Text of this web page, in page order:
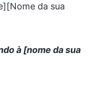
da sua
à [nome da sua